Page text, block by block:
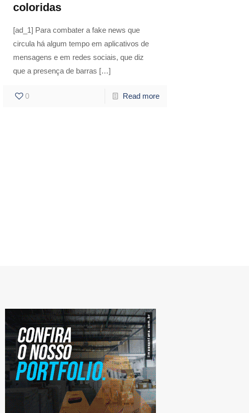
coloridas
[ad_1] Para combater a fake news que
circula há algum tempo em aplicativos de
mensagens e em redes sociais, que diz
que a presença de barras […]
0 Read more